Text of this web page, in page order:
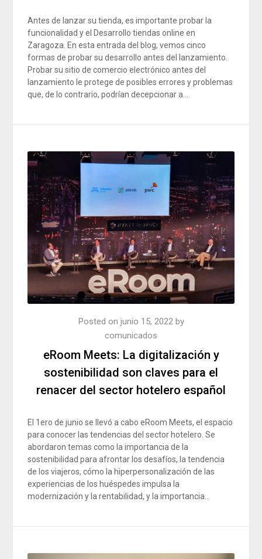
Antes de lanzar su tienda, es importante probar la
funcionalidad y el Desarrollo tiendas online en
Zaragoza. En esta entrada del blog, vemos cinco
formas de probar su desarrollo antes del lanzamiento.
Probar su sitio de comercio electrónico antes del
lanzamiento le protege de posibles errores y problemas
que, de lo contrario, podrían decepcionar a…
eRoom Meets: La digitalización y
sostenibilidad son claves para el
renacer del sector hotelero español
Posted on junio 15, 2022by
comunicados
El 1ero de junio se llevó a cabo eRoom Meets, el espacio
para conocer las tendencias del sector hotelero. Se
abordaron temas como la importancia de la
sostenibilidad para afrontar los desafíos, la tendencia
de los viajeros, cómo la hiperpersonalización de las
experiencias de los huéspedes impulsa la
modernización y la rentabilidad, y la importancia…